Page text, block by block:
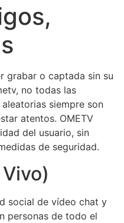
grabar o captada sin su
no todas las
siempre son
atentos. OMETV
del usuario, sin
de seguridad.
social de vídeo chat y
personas de todo el